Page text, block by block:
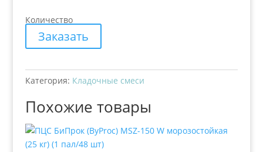
Количество
Заказать
Категория: Кладочные смеси
Похожие товары